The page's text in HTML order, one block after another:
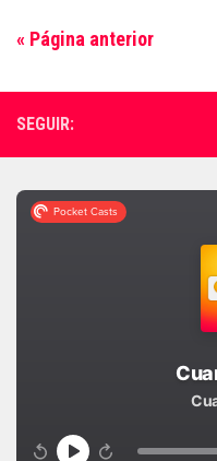
« Página anterior
SEGUIR: